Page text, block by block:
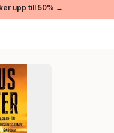
upp till 50% →